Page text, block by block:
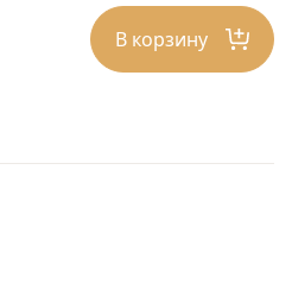
В корзину